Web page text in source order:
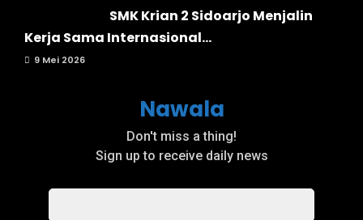
SMK Krian 2 Sidoarjo Menjalin
Kerja Sama Internasional...
9 Mei 2026
Nawala
Don't miss a thing!
Sign up to receive daily news